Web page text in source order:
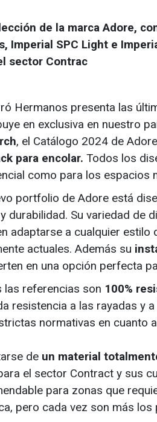
de la marca Adore,
Imperial SPC Light e
sector Contrac
Hermanos presenta las
en exclusiva en nuestro
, el Catálogo 2024 de
para encolar. Todos los
como para los espacios
portfolio de Adore está
durabilidad. Su variedad de
adaptarse a cualquier
actuales. Además su
en una opción perfecta
las referencias son 100%
resistencia a las rayadas y
normativas en cuanto
de un material
el sector Contract y sus
para zonas que
pero cada vez son más